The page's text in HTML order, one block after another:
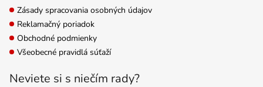
Zásady spracovania osobných údajov
Reklamačný poriadok
Obchodné podmienky
Všeobecné pravidlá súťaží
Neviete si s niečím rady?